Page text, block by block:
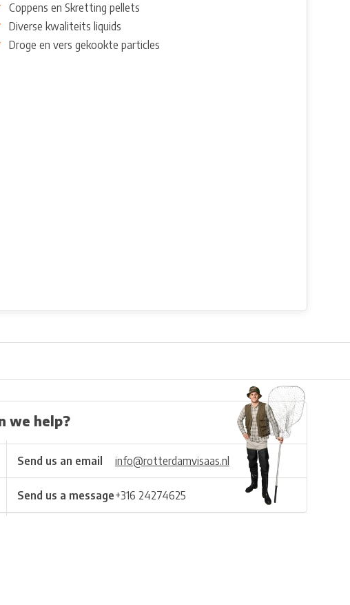
Coppens en Skretting pellets
Diverse kwaliteits liquids
Droge en vers gekookte particles
we help?
Send us an email info@rotterdamvisaas.nl
Send us a message+316 24274625